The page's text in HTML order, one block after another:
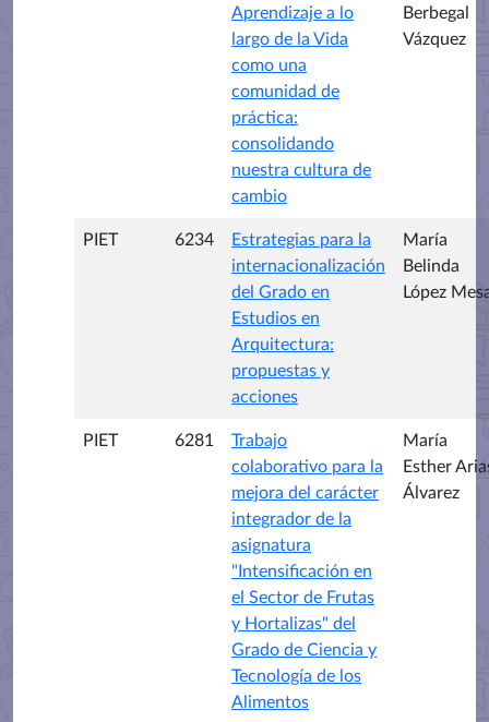
Aprendizaje a lo
largo de la Vida
como una
comunidad de
práctica:
consolidando
nuestra cultura de
cambio
Berbegal
Vázquez
PIET 6234
Estrategias para la
internacionalización
del Grado en
Estudios en
Arquitectura:
propuestas y
acciones
María
Belinda
López
PIET 6281
Trabajo
colaborativo para la
mejora del carácter
integrador de la
asignatura
"Intensificación en
el Sector de Frutas
y Hortalizas" del
Grado de Ciencia y
Tecnología de los
Alimentos
María
Esther
Álvarez